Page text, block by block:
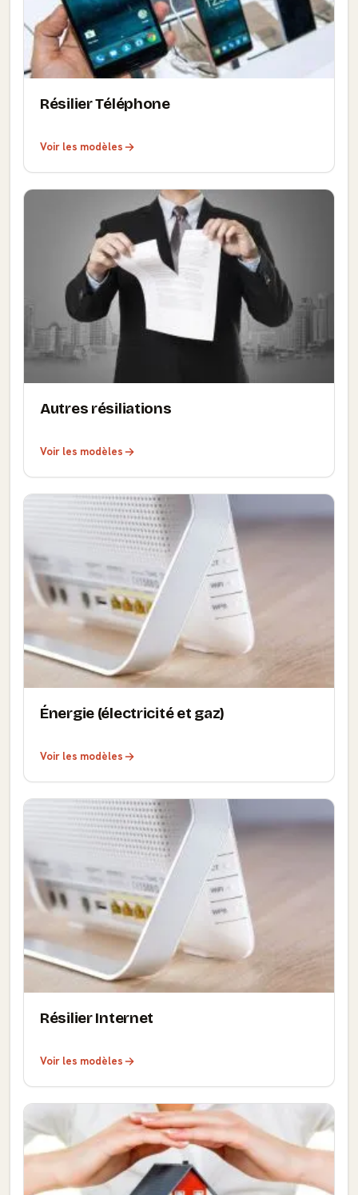
Résilier Téléphone
Voir les modèles
Autres résiliations
Voir les modèles
Énergie (électricité et gaz)
Voir les modèles
Résilier Internet
Voir les modèles